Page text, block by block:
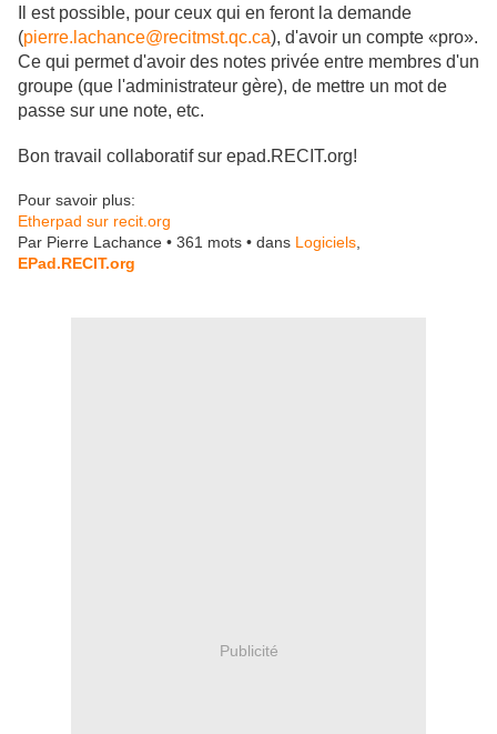
Il est possible, pour ceux qui en feront la demande
(pierre.lachance@recitmst.qc.ca), d'avoir un compte «pro».
Ce qui permet d'avoir des notes privée entre membres d'un
groupe (que l'administrateur gère), de mettre un mot de
passe sur une note, etc.
Bon travail collaboratif sur epad.RECIT.org!
Pour savoir plus:
Etherpad sur recit.org
Par Pierre Lachance • 361 mots • dans Logiciels
EPad.RECIT.org
Publicité